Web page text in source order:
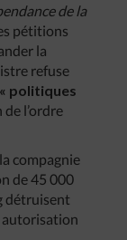
de la
pétitions
la
refuse
« politiques
l’ordre
compagnie
de 45 000
détruisent
autorisation